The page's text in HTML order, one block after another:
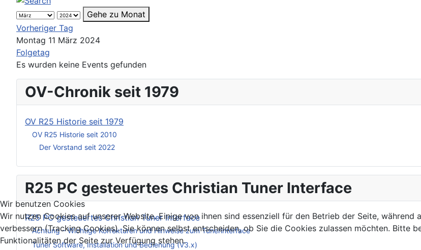
OV-Chronik seit 1979
OV R25 Historie seit 1979
OV R25 Historie seit 2010
Der Vorstand seit 2022
R25 PC gesteuertes Christian Tuner Interface
R25 PC gesteuertes Christian Tuner Interface
Achtung – Wichtige Korrekturen und Hinweise zum Tunerinterface
Tuner Software, Installation und Bedienung (V3.x)
Gehe zu Monat
Vorheriger Tag
Montag 11 März 2024
Folgetag
Es wurden keine Events gefunden
Wir benutzen Cookies
Wir nutzen Cookies auf unserer Website. Einige von ihnen sind essenziell für den Betrieb der Seite,
verbessern (Tracking Cookies). Sie können selbst entscheiden, ob Sie die Cookies zulassen möchten. Bitte
Funktionalitäten der Seite zur Verfügung stehen.